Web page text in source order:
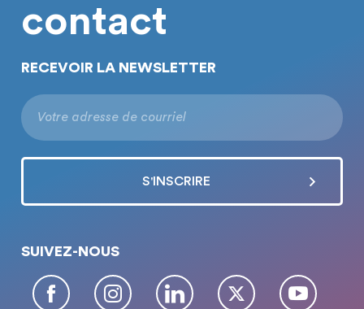
contact
RECEVOIR LA NEWSLETTER
SUIVEZ-NOUS